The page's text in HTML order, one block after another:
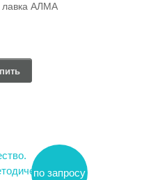
лавка АЛМА
по запросу